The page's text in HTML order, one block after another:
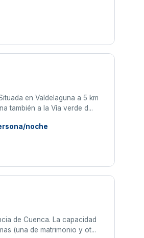
en Valdelaguna a 5 km
también a la Vía verde d...
noche
de Cuenca. La capacidad
(una de matrimonio y ot...